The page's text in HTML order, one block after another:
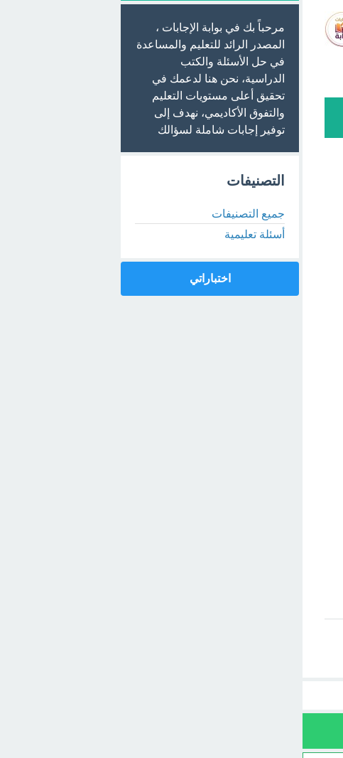
مرحباً بك في بوابة الإجابات ،
المصدر الرائد للتعليم والمساعدة
في حل الأسئلة والكتب
الدراسية، نحن هنا لدعمك في
تحقيق أعلى مستويات التعليم
والتفوق الأكاديمي، نهدف إلى
توفير إجابات شاملة لسؤالك
التصنيفات
جميع التصنيفات
أسئلة تعليمية
اختباراتي